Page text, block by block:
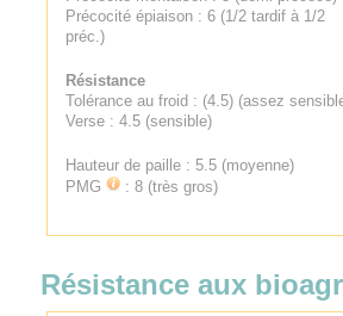
Précocité épiaison : 6 (1/2 tardif à 1/2
préc.)
Résistance
Tolérance au froid : (4.5) (assez
Verse : 4.5 (sensible)
Hauteur de paille : 5.5 (moyenne)
PMG
: 8 (très gros)
Résistance aux